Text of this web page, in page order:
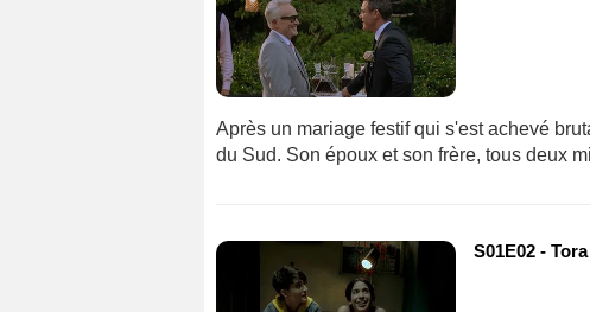
Après un mariage festif qui s'est achevé
du Sud. Son époux et son frère, tous deux
S01E02 -